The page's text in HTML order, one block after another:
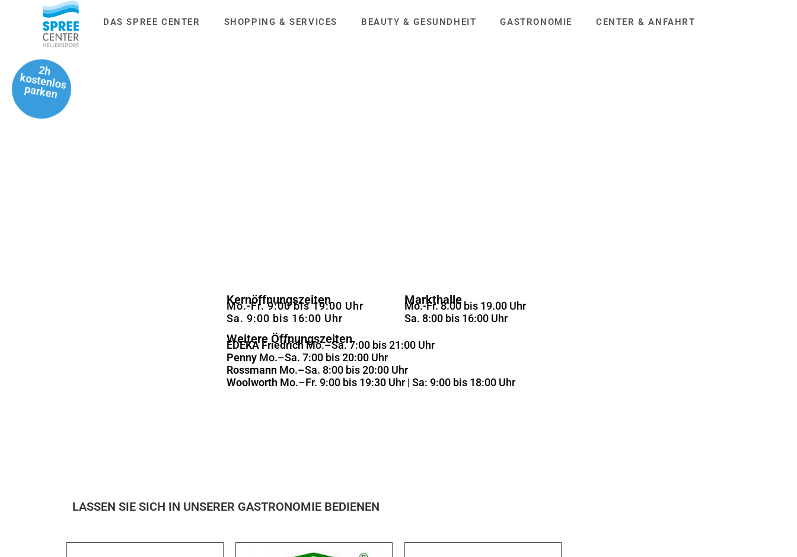
DAS SPREE CENTER SHOPPING & SERVICES BEAUTY & GESUNDHEIT GASTRONOMIE CENTER & ANFAHRT
2h
kostenlos
parken
Kernöffnungszeiten
Mo.-Fr. 9:00 bis 19:00 Uhr
Sa. 9:00 bis 16:00 Uhr
Markthalle
Mo.-Fr. 8.00 bis 19.00 Uhr
Sa. 8:00 bis 16:00 Uhr
Weitere Öffnungszeiten
EDEKA FriedrichMo.–Sa. 7:00 bis 21:00 Uhr
Penny Mo.–Sa. 7:00 bis 20:00 Uhr
Rossmann Mo.–Sa. 8:00 bis 20:00 Uhr
Woolworth Mo.–Fr. 9:00 bis 19:30 Uhr | Sa: 9:00 bis 18:00 Uhr
LASSEN SIE SICH IN UNSERER GASTRONOMIE BEDIENEN